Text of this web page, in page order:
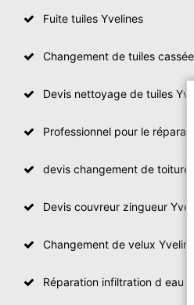
Fuite tuiles Yvelines
Changement de tuiles
Devis nettoyage de tuiles
Professionnel pour le
devis changement de toiture
Devis couvreur zingueur
Changement de velux
Réparation infiltration d eau